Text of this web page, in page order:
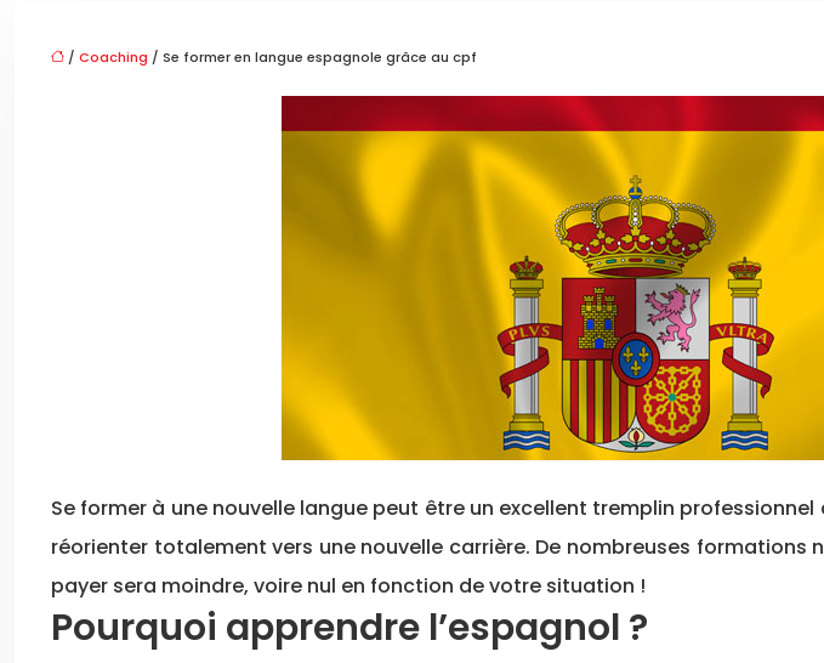
/ Coaching / Se former en langue espagnole grâce au cpf
Se former à une nouvelle langue peut être un excellent tremplin
réorienter totalement vers une nouvelle carrière. De nombreuses
payer sera moindre, voire nul en fonction de votre situation !
Pourquoi apprendre l’espagnol ?